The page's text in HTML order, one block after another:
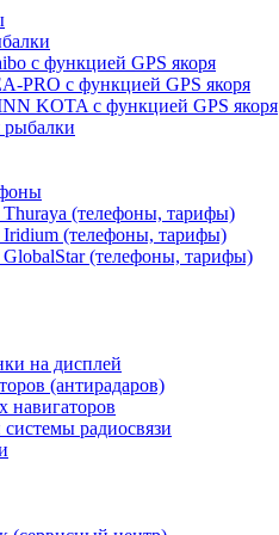
с функцией GPS якоря
PRO с функцией GPS якоря
KOTA с функцией GPS якоря
рыбалки
Thuraya (телефоны, тарифы)
Iridium (телефоны, тарифы)
GlobalStar (телефоны, тарифы)
на дисплей
(антирадаров)
навигаторов
радиосвязи